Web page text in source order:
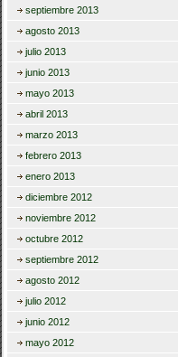
septiembre 2013
agosto 2013
julio 2013
junio 2013
mayo 2013
abril 2013
marzo 2013
febrero 2013
enero 2013
diciembre 2012
noviembre 2012
octubre 2012
septiembre 2012
agosto 2012
julio 2012
junio 2012
mayo 2012